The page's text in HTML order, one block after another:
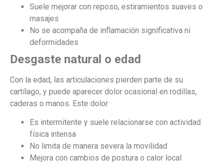
Suele mejorar con reposo, estiramientos suaves o
masajes
No se acompaña de inflamación significativa ni
deformidades
Desgaste natural o edad
Con la edad, las articulaciones pierden parte de su
cartílago, y puede aparecer dolor ocasional en rodillas,
caderas o manos. Este dolor
Es intermitente y suele relacionarse con actividad
física intensa
No limita de manera severa la movilidad
Mejora con cambios de postura o calor local